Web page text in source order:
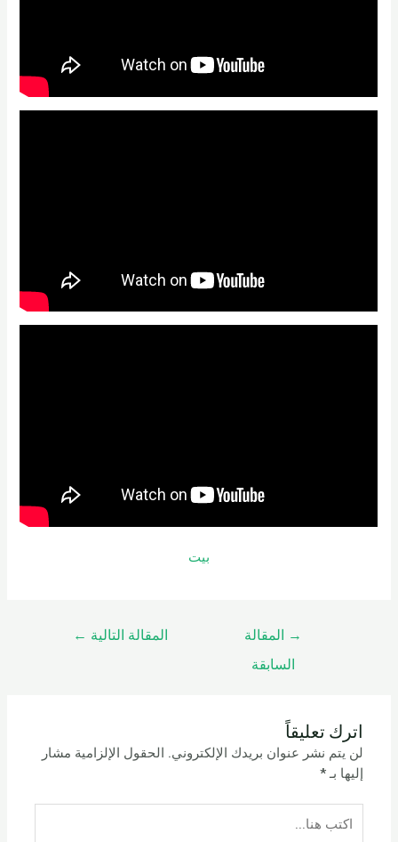
بيت
→
المقالة
السابقة
المقالة التالية ←
اترك تعليقاً
لن يتم نشر عنوان بريدك الإلكتروني. الحقول الإلزامية مشار
إليها بـ*
هنا...